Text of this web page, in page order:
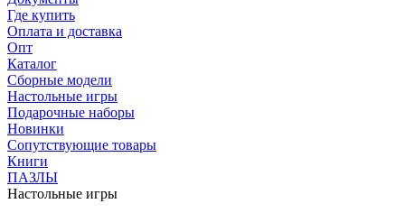
Где купить
Оплата и доставка
Опт
Каталог
Сборные модели
Настольные игры
Подарочные наборы
Новинки
Сопутствующие товары
Книги
ПАЗЛЫ
Настольные игры